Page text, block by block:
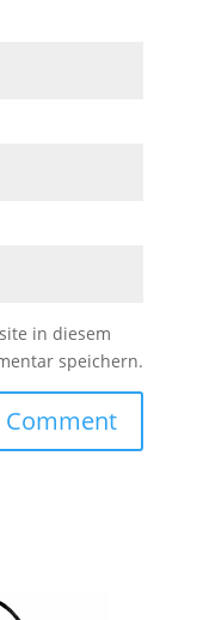
in diesem
speichern.